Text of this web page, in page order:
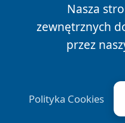
Nasza
zewnętrznych
przez
Polityka Cookies